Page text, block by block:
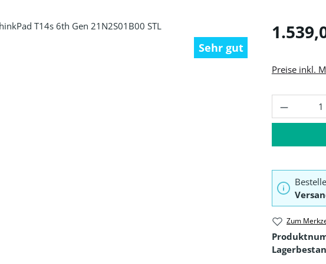
Sehr gut
Regulärer
Preise inkl.
Zum